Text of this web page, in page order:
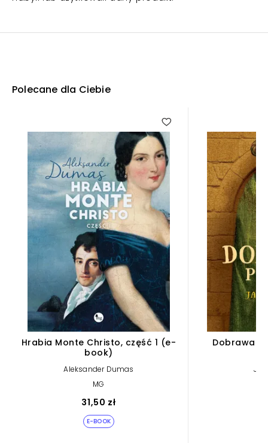
Polecane dla Ciebie
Hrabia Monte Christo, część 1 (e-
book)
Aleksander Dumas
MG
31,50 zł
E-BOOK
Dobrawa